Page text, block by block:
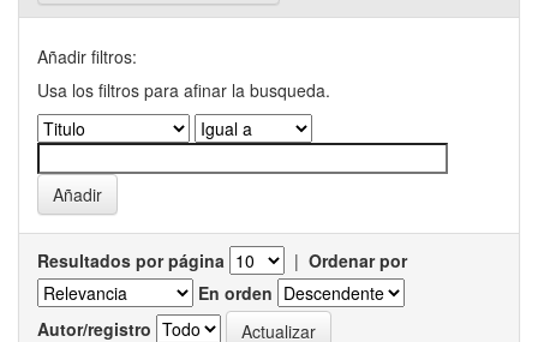
Añadir filtros:
Usa los filtros para afinar la busqueda.
Resultados por página | Ordenar por
En orden
Autor/registro